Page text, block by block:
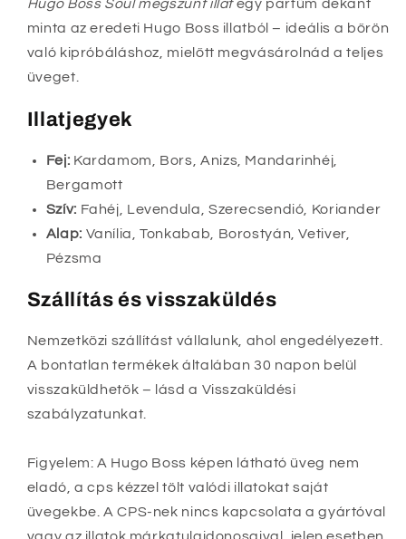
Hugo Boss Soul megszűnt illategy parfüm dekant
minta az eredeti Hugo Boss illatból – ideális a bőrön
való kipróbáláshoz, mielőtt megvásárolnád a teljes
üveget.
Illatjegyek
Fej: Kardamom, Bors, Anizs, Mandarinhéj,
Bergamott
Szív: Fahéj, Levendula, Szerecsendió, Koriander
Alap: Vanília, Tonkabab, Borostyán, Vetiver,
Pézsma
Szállítás és visszaküldés
Nemzetközi szállítást vállalunk, ahol engedélyezett.
A bontatlan termékek általában 30 napon belül
visszaküldhetők – lásd a Visszaküldési
szabályzatunkat.
Figyelem: A Hugo Boss képen látható üveg nem
eladó, a cps kézzel tölt valódi illatokat saját
üvegekbe. A CPS-nek nincs kapcsolata a gyártóval
vagy az illatok márkatulajdonosaival, jelen esetben